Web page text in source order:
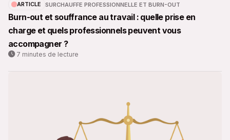
ARTICLE SURCHAUFFE PROFESSIONNELLE ET BURN-OUT
Burn-out et souffrance au travail : quelle prise en
charge et quels professionnels peuvent vous
accompagner ?
7 minutes de lecture